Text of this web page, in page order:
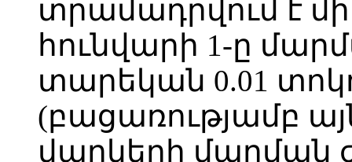
տրամադրվում է
հունվարի 1-ը
տարեկան 0.01
(բացառությամբ
վարկերի մարման